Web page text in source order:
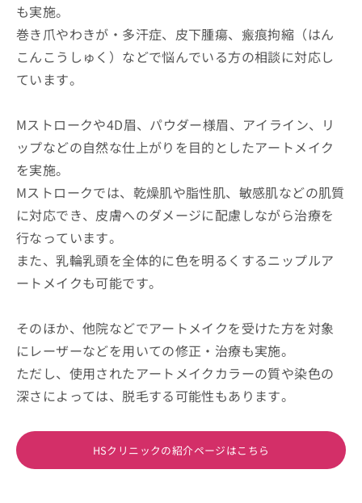
も実施。
巻き爪やわきが・多汗症、皮下腫瘍、瘢痕拘縮（はん
こんこうしゅく）などで悩んでいる方の相談に対応し
ています。
Mストロークや4D眉、パウダー様眉、アイライン、リ
ップなどの自然な仕上がりを目的としたアートメイク
を実施。
Mストロークでは、乾燥肌や脂性肌、敏感肌などの肌質
に対応でき、皮膚へのダメージに配慮しながら治療を
行なっています。
また、乳輪乳頭を全体的に色を明るくするニップルア
ートメイクも可能です。
そのほか、他院などでアートメイクを受けた方を対象
にレーザーなどを用いての修正・治療も実施。
ただし、使用されたアートメイクカラーの質や染色の
深さによっては、脱毛する可能性もあります。
HSクリニックの紹介ページはこちら